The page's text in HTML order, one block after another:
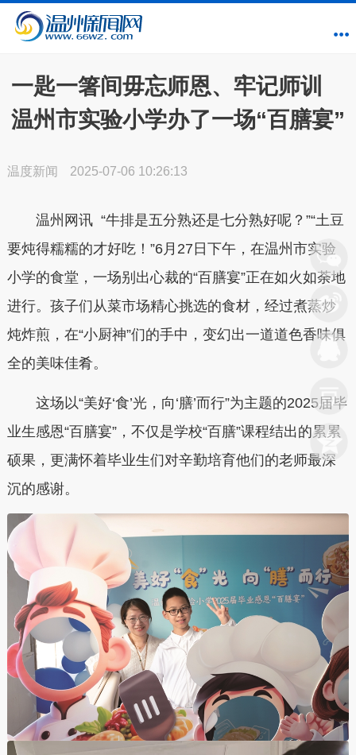
一匙一箸间毋忘师恩、牢记师训
温州市实验小学办了一场“百膳宴”
温度新闻 2025-07-06 10:26:13
温州网讯 “牛排是五分熟还是七分熟好呢？”“土豆
要炖得糯糯的才好吃！”6月27日下午，在温州市实验
小学的食堂，一场别出心裁的“百膳宴”正在如火如荼地
进行。孩子们从菜市场精心挑选的食材，经过煮蒸炒
炖炸煎，在“小厨神”们的手中，变幻出一道道色香味俱
全的美味佳肴。
这场以“美好‘食’光，向‘膳’而行”为主题的2025届毕
业生感恩“百膳宴”，不仅是学校“百膳”课程结出的累累
硕果，更满怀着毕业生们对辛勤培育他们的老师最深
沉的感谢。